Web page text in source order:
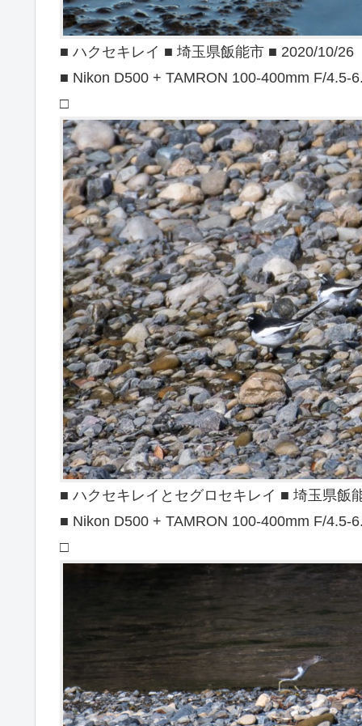
■ ハクセキレイ ■ 埼玉県飯能市 ■ 2020/10/26
■ Nikon D500 + TAMRON 100-400mm F/4.5-
□
■ ハクセキレイとセグロセキレイ ■ 埼玉県飯
■ Nikon D500 + TAMRON 100-400mm F/4.5-
□